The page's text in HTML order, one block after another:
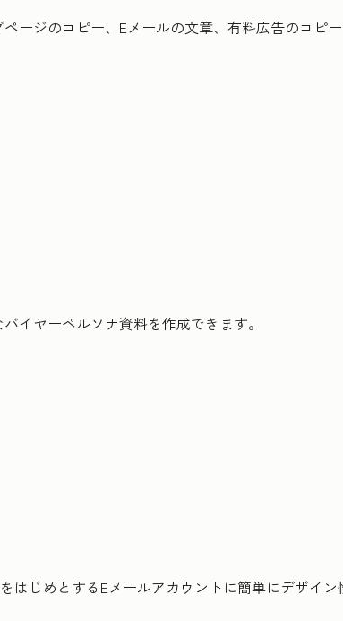
ージのコピー、Eメールの文章、有料広告のコピー
イヤーペルソナ資料を作成できます。
はじめとするEメールアカウントに簡単にデザイ